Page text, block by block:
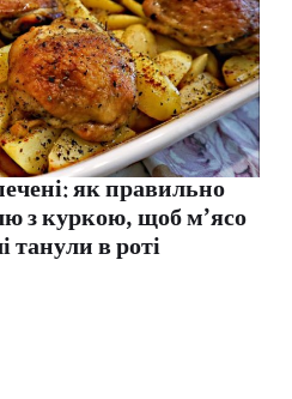
як правильно
з куркою, щоб м’ясо
танули в роті